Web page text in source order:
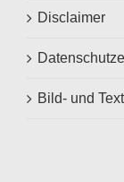
Disclaimer
Bild- und